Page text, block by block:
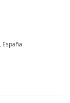
España